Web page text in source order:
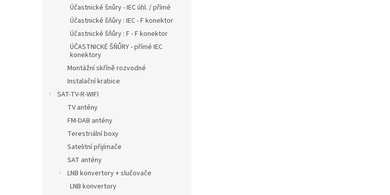
Účastnické šnůry - IEC úhl. / přímé
Účastnické šňůry : IEC - F konektor
Účastnické šňůry : F - F konektor
ÚČASTNICKÉ ŠŇŮRY - přímé IEC
konektory
Montážní skříně rozvodné
Instalační krabice
SAT-TV-R-WIFI
TV antény
FM-DAB antény
Terestriální boxy
Satelitní přijímače
SAT antény
LNB konvertory + slučovače
LNB konvertory